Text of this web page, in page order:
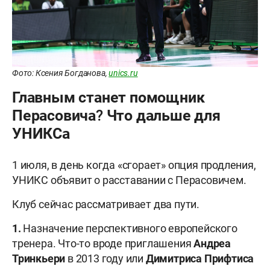
Фото: Ксения Богданова,unics.ru
Главным станет помощник
Перасовича? Что дальше для
УНИКСа
1 июля, в день когда «сгорает» опция продления,
УНИКС объявит о расставании с Перасовичем.
Клуб сейчас рассматривает два пути.
1. Назначение перспективного европейского
тренера. Что-то вроде приглашенияАндреа
Тринкьери в 2013 году или Димитриса Прифтиса